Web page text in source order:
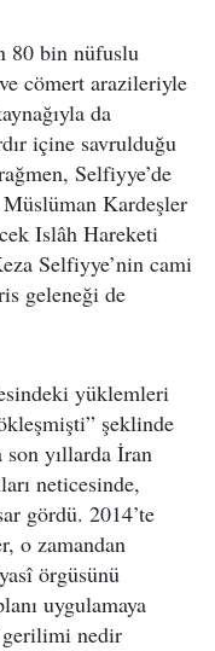
80 bin nüfuslu
cömert arazileriyle
da
içine savrulduğu
Selfiyye’de
Kardeşler
Islâh Hareketi
Selfiyye’nin cami
geleneği de
yüklemleri
şeklinde
yıllarda İran
neticesinde,
gördü. 2014’te
o zamandan
örgüsünü
uygulamaya
nedir